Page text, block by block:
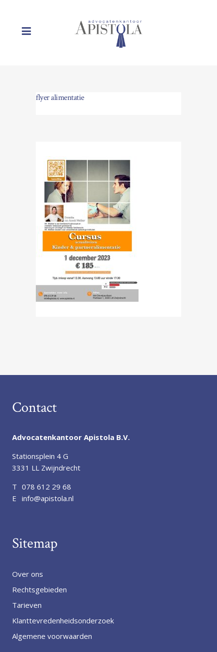
flyer alimentatie
Contact
Advocatenkantoor Apistola B.V.
Stationsplein 4 G
3331 LL Zwijndrecht
T 078 612 29 68
E info@apistola.nl
Sitemap
Over ons
Rechtsgebieden
Tarieven
Klanttevredenheidsonderzoek
Algemene voorwaarden